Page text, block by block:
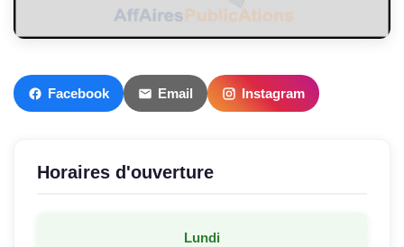
Facebook Email Instagram
Horaires d'ouverture
Lundi